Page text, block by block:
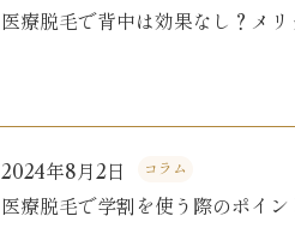
医療脱毛で背中は効果なし？メ
2024年8月2日 コラム
医療脱毛で学割を使う際のポイ